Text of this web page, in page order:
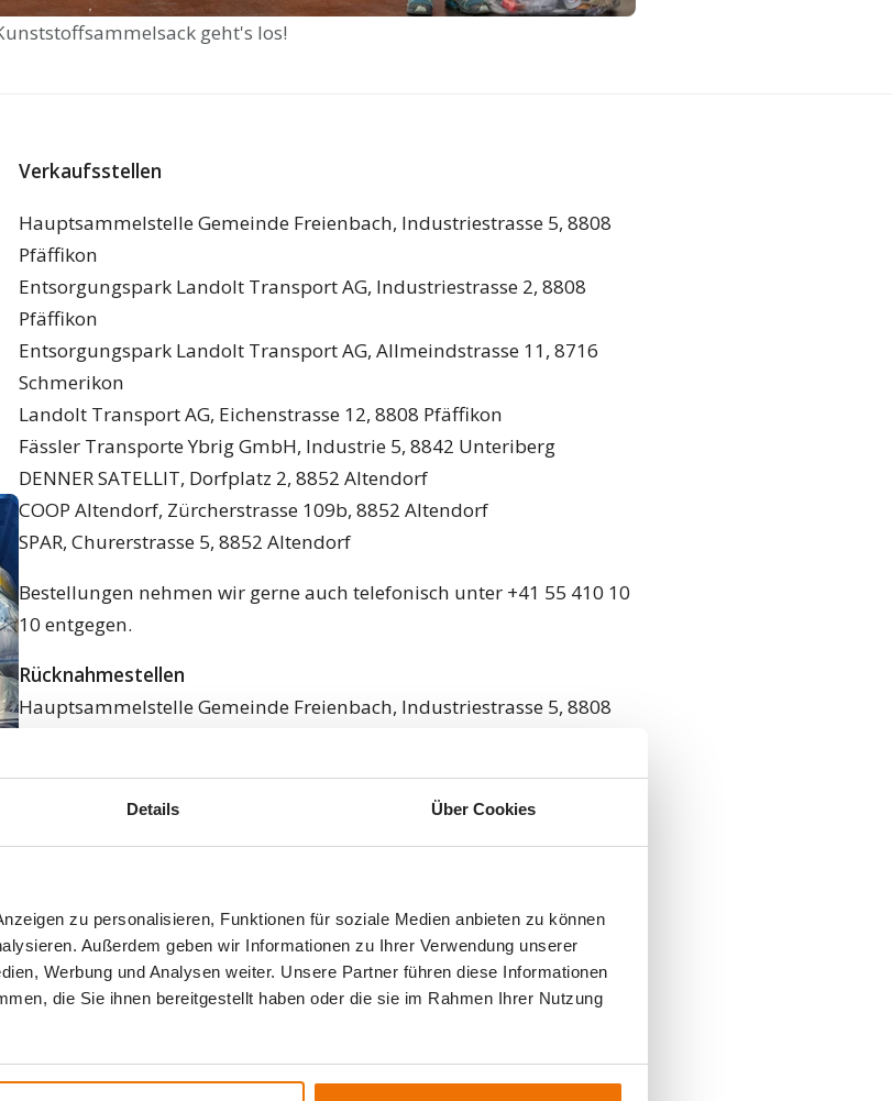
Details Über Cookies
zu personalisieren, Funktionen für soziale Medien anbieten zu können
Außerdem geben wir Informationen zu Ihrer Verwendung unserer
Werbung und Analysen weiter. Unsere Partner führen diese Informationen
die Sie ihnen bereitgestellt haben oder die sie im Rahmen Ihrer Nutzung
geht's los!
Verkaufsstellen
Hauptsammelstelle Gemeinde Freienbach, Industriestrasse 5, 8808
Pfäffikon
Entsorgungspark Landolt Transport AG, Industriestrasse 2, 8808
Pfäffikon
Entsorgungspark Landolt Transport AG, Allmeindstrasse 11, 8716
Schmerikon
Landolt Transport AG, Eichenstrasse 12, 8808 Pfäffikon
Fässler Transporte Ybrig GmbH, Industrie 5, 8842 Unteriberg
DENNER SATELLIT, Dorfplatz 2, 8852 Altendorf
COOP Altendorf, Zürcherstrasse 109b, 8852 Altendorf
SPAR, Churerstrasse 5, 8852 Altendorf
Bestellungen nehmen wir gerne auch telefonisch unter +41 55 410 10
10 entgegen.
Rücknahmestellen
Hauptsammelstelle Gemeinde Freienbach, Industriestrasse 5, 8808
Gemeinde-Sammelstelle Dorfgaden, Büelhof 2, 8852 Altendorf
Infos
www.landolt.ch